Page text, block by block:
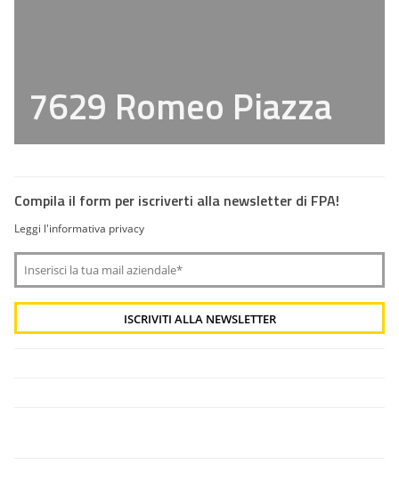
7629 Romeo Piazza
Compila il form per iscriverti alla newsletter di FPA!
Leggi l'informativa privacy